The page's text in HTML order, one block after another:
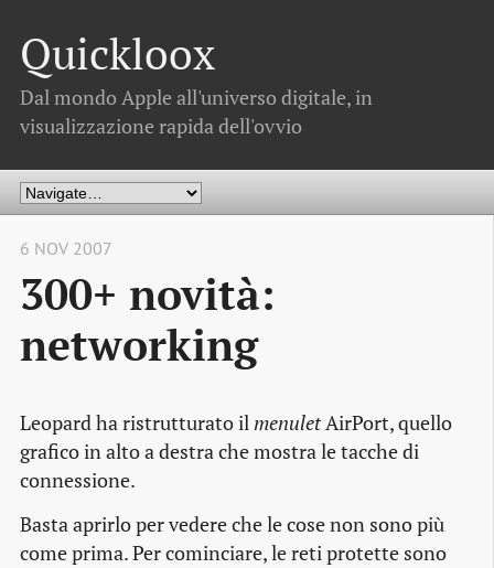
Quickloox
Dal mondo Apple all'universo digitale, in
visualizzazione rapida dell'ovvio
6 NOV 2007
300+ novità:
networking
Leopard ha ristrutturato ilmenuletAirPort, quello
grafico in alto a destra che mostra le tacche di
connessione.
Basta aprirlo per vedere che le cose non sono più
come prima. Per cominciare, le reti protette sono